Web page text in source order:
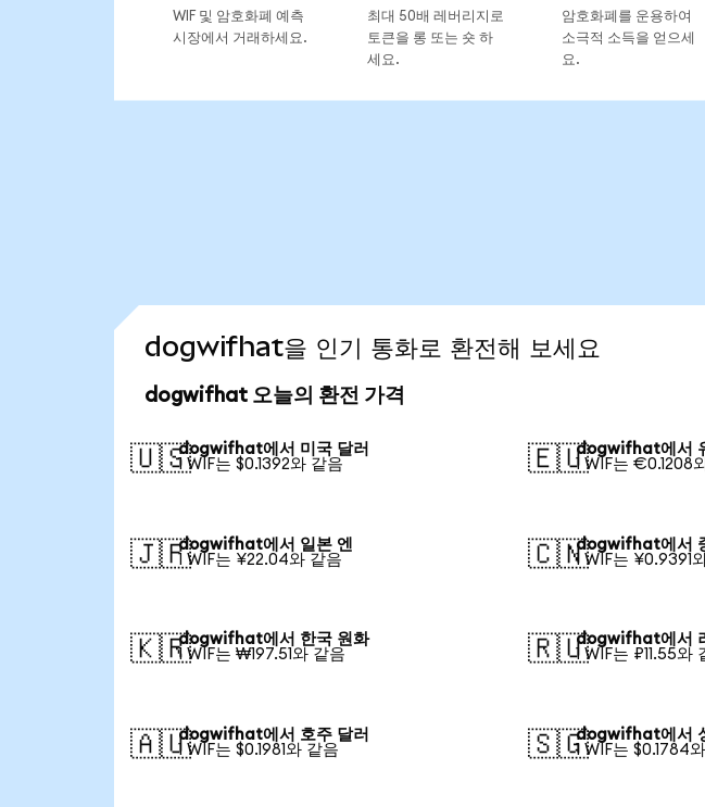
WIF 및 암호화폐 예측
시장에서 거래하세요.
최대 50배 레버리지로
토큰을 롱 또는 숏 하
세요.
암호화폐를 운용하여
소극적 소득을 얻으세
요.
dogwifhat을 인기 통화로 환전해 보세요
dogwifhat 오늘의 환전 가격
🇺🇸dogwifhat에서 미국 달러
1 WIF는 $0.1392와 같음
🇪🇺dogwifhat에서
1 WIF는 €0.1208
🇯🇵dogwifhat에서 일본 엔
1 WIF는 ¥22.04와 같음
🇨🇳dogwifhat에서
1 WIF는 ¥0.9391
🇰🇷dogwifhat에서 한국 원화
1 WIF는 ₩197.51와 같음
🇷🇺dogwifhat에서
1 WIF는 ₽11.55와
🇦🇺dogwifhat에서 호주 달러
1 WIF는 $0.1981와 같음
🇸🇬dogwifhat에서
1 WIF는 $0.1784